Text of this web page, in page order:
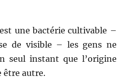
une bactérie cultivable –
de visible – les gens ne
seul instant que l’origine
être autre.